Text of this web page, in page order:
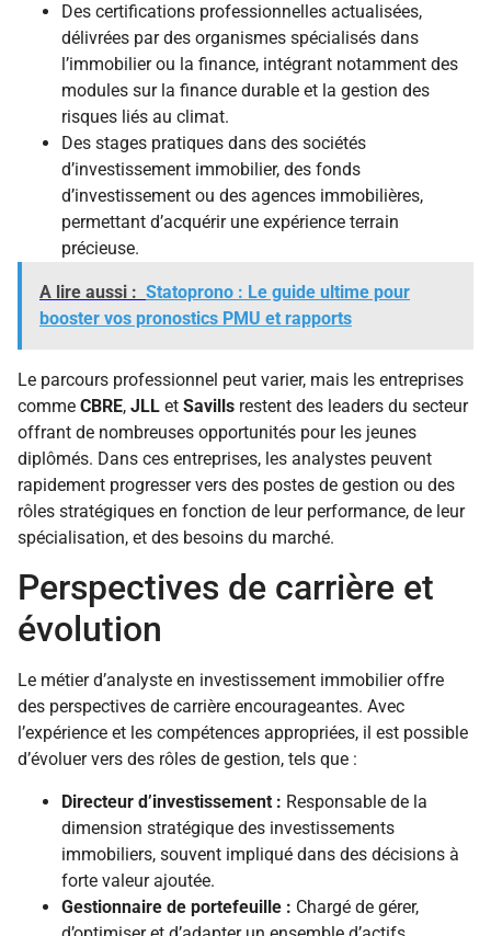
Des certifications professionnelles actualisées,
délivrées par des organismes spécialisés dans
l’immobilier ou la finance, intégrant notamment des
modules sur la finance durable et la gestion des
risques liés au climat.
Des stages pratiques dans des sociétés
d’investissement immobilier, des fonds
d’investissement ou des agences immobilières,
permettant d’acquérir une expérience terrain
précieuse.
A lire aussi : Statoprono : Le guide ultime pour
booster vos pronostics PMU et rapports
Le parcours professionnel peut varier, mais les entreprises
comme CBRE, JLL et Savills restent des leaders du secteur
offrant de nombreuses opportunités pour les jeunes
diplômés. Dans ces entreprises, les analystes peuvent
rapidement progresser vers des postes de gestion ou des
rôles stratégiques en fonction de leur performance, de leur
spécialisation, et des besoins du marché.
Perspectives de carrière et
évolution
Le métier d’analyste en investissement immobilier offre
des perspectives de carrière encourageantes. Avec
l’expérience et les compétences appropriées, il est possible
d’évoluer vers des rôles de gestion, tels que :
Directeur d’investissement : Responsable de la
dimension stratégique des investissements
immobiliers, souvent impliqué dans des décisions à
forte valeur ajoutée.
Gestionnaire de portefeuille : Chargé de gérer,